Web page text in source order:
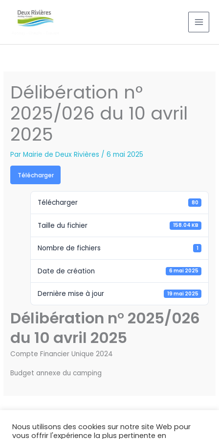
Délibération n°
2025/026 du 10 avril
2025
ParMairie de Deux Rivières /6 mai 2025
Télécharger
Télécharger 80
Taille du fichier 158.04 KB
Nombre de fichiers 1
Date de création 6 mai 2025
Dernière mise à jour 19 mai 2025
Délibération n° 2025/026
du 10 avril 2025
Compte Financier Unique 2024
Budget annexe du camping
Nous utilisons des cookies sur notre site Web pour
vous offrir l'expérience la plus pertinente en